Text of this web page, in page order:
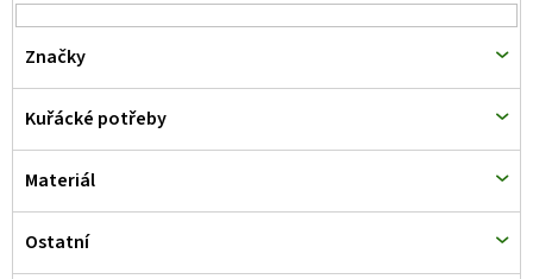
Značky
Kuřácké potřeby
Materiál
Ostatní
r
o
d
u
k
t
ů